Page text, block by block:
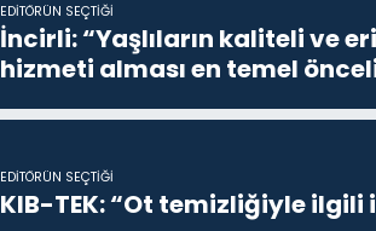
EDITÖRÜN SEÇTIĞI
İncirli: “Yaşlıların kaliteli ve
hizmeti alması en temel
EDITÖRÜN SEÇTIĞI
KIB-TEK: “Ot temizliğiyle